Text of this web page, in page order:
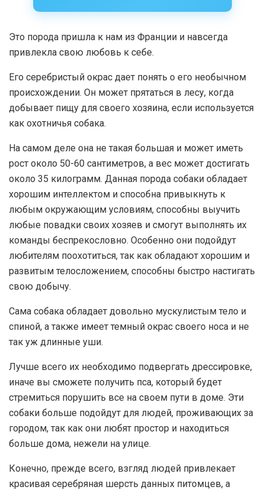
Это порода пришла к нам из Франции и навсегда
привлекла свою любовь к себе.
Его серебристый окрас дает понять о его необычном
происхождении. Он может прятаться в лесу, когда
добывает пищу для своего хозяина, если используется
как охотничья собака.
На самом деле она не такая большая и может иметь
рост около 50-60 сантиметров, а вес может достигать
около 35 килограмм. Данная порода собаки обладает
хорошим интеллектом и способна привыкнуть к
любым окружающим условиям, способны выучить
любые повадки своих хозяев и смогут выполнять их
команды беспрекословно. Особенно они подойдут
любителям поохотиться, так как обладают хорошим и
развитым телосложением, способны быстро настигать
свою добычу.
Сама собака обладает довольно мускулистым тело и
спиной, а также имеет темный окрас своего носа и не
так уж длинные уши.
Лучше всего их необходимо подвергать дрессировке,
иначе вы сможете получить пса, который будет
стремиться порушить все на своем пути в доме. Эти
собаки больше подойдут для людей, проживающих за
городом, так как они любят простор и находиться
больше дома, нежели на улице.
Конечно, прежде всего, взгляд людей привлекает
красивая серебряная шерсть данных питомцев, а